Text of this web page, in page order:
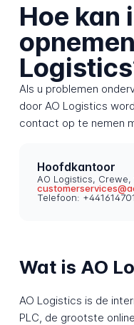
Hoe kan
Als u problemen
door AO Logistics
contact op te nemen
Hoofdkantoor
AO Logistics, Crewe,
Telefoon:
Wat is AO
AO Logistics is de
PLC, de grootste